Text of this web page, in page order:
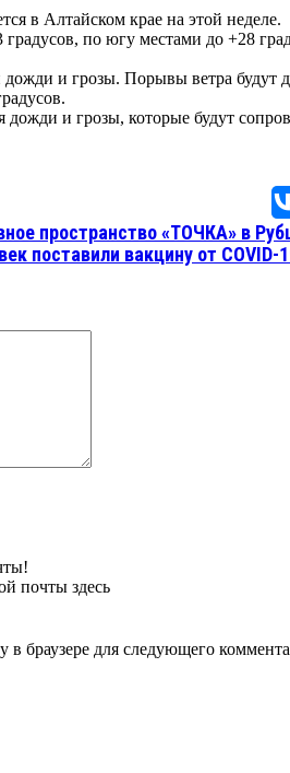
в Алтайском крае на этой неделе.
по югу местами до +28
и грозы. Порывы ветра будут
и грозы, которые будут
пространство «ТОЧКА» в
поставили вакцину от
почты здесь
браузере для следующего